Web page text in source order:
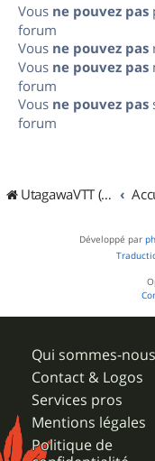
Vous ne pouvez pas
forum
Vous ne pouvez pas
Vous ne pouvez pas
forum
Vous ne pouvez pas
forum
UtagawaVTT (Randos VTT et VTTAE avec traces GPS)
Développé par
Qui sommes-
Contact & Logos
Services pros
Mentions légales
Politique de